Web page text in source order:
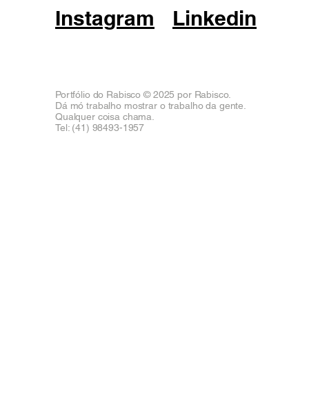
Instagram Linkedin
Portfólio do Rabisco © 2025 por Rabisco.
Dá mó trabalho mostrar o trabalho da gente.
Qualquer coisa chama.
Tel: (41) 98493-1957